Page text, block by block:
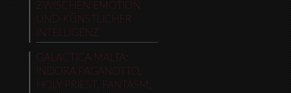
ZWISCHEN EMOTION
UND KÜNSTLICHER
INTELLIGENZ
GALACTICA MALTA:
INDORA PAGANOTTO,
HOLY PRIEST, FANTASM,